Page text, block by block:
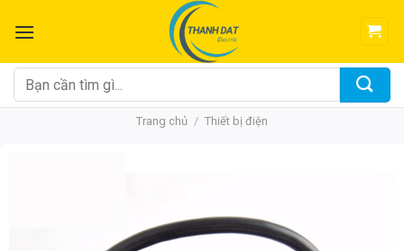
đến
dung
Tìm
kiếm:
Trang chủ / Thiết bị điện